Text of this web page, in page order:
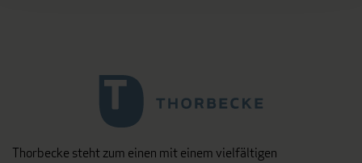
Thorbecke steht zum einen mit einem vielfältigen